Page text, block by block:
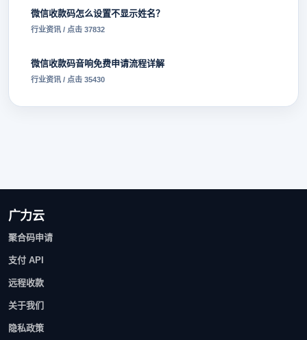
微信收款码怎么设置不显示姓名？
行业资讯 / 点击 37832
微信收款码音响免费申请流程详解
行业资讯 / 点击 35430
广力云
聚合码申请
支付 API
远程收款
关于我们
隐私政策